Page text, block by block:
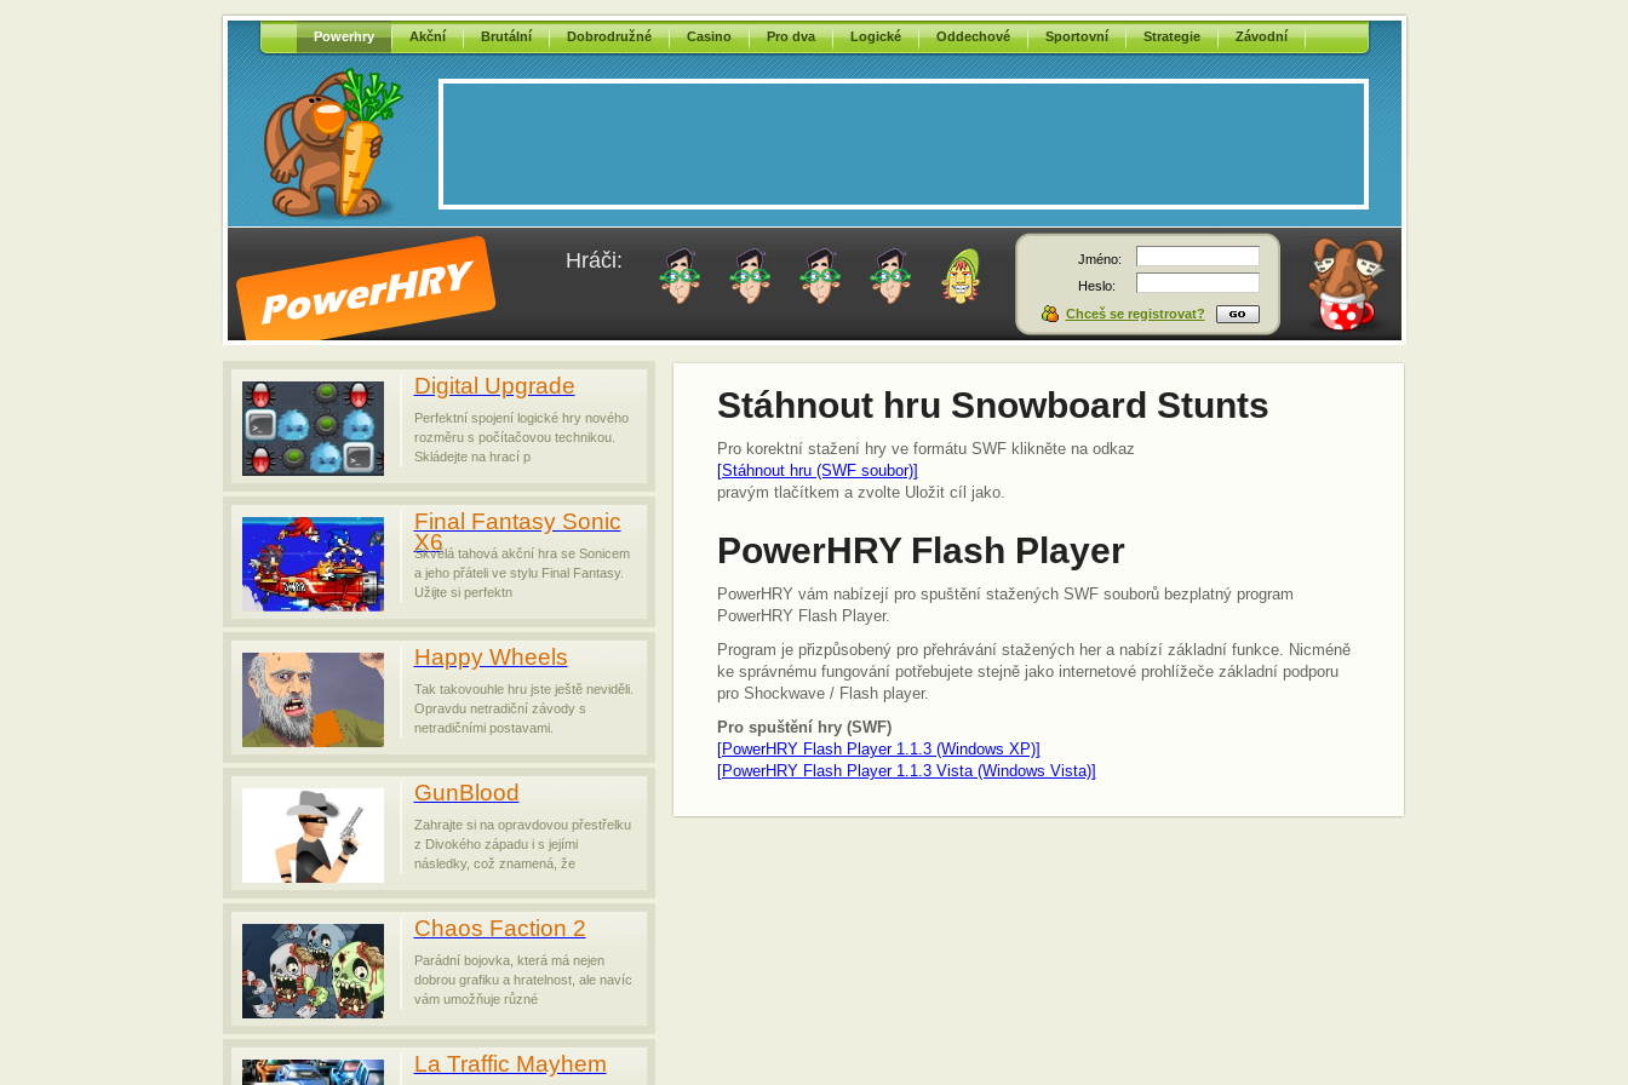
Powerhry Akční Brutální Dobrodružné Casino Pro dva Logické Oddechové Sportovní Strategie Závodní
Hráči:
Jméno:
Heslo:
Chceš se registrovat?
Digital Upgrade
Perfektní spojení logické hry nového
rozměru s počítačovou technikou.
Skládejte na hrací p
Final Fantasy Sonic
X6
Skvělá tahová akční hra se Sonicem
a jeho přáteli ve stylu Final Fantasy.
Užijte si perfektn
Happy Wheels
Tak takovouhle hru jste ještě neviděli.
Opravdu netradiční závody s
netradičními postavami.
GunBlood
Zahrajte si na opravdovou přestřelku
z Divokého západu i s jejími
následky, což znamená, že
Chaos Faction 2
Parádní bojovka, která má nejen
dobrou grafiku a hratelnost, ale navíc
vám umožňuje různé
La Traffic Mayhem
Stáhnout hru Snowboard Stunts
Pro korektní stažení hry ve formátu SWF klikněte na odkaz
[Stáhnout hru (SWF soubor)]
pravým tlačítkem a zvolte Uložit cíl jako.
PowerHRY Flash Player
PowerHRY vám nabízejí pro spuštění stažených SWF souborů bezplatný program
PowerHRY Flash Player.
Program je přizpůsobený pro přehrávání stažených her a nabízí základní funkce. Nicméně
ke správnému fungování potřebujete stejně jako internetové prohlížeče základní podporu
pro Shockwave / Flash player.
Pro spuštění hry (SWF)
[PowerHRY Flash Player 1.1.3 (Windows XP)]
[PowerHRY Flash Player 1.1.3 Vista (Windows Vista)]